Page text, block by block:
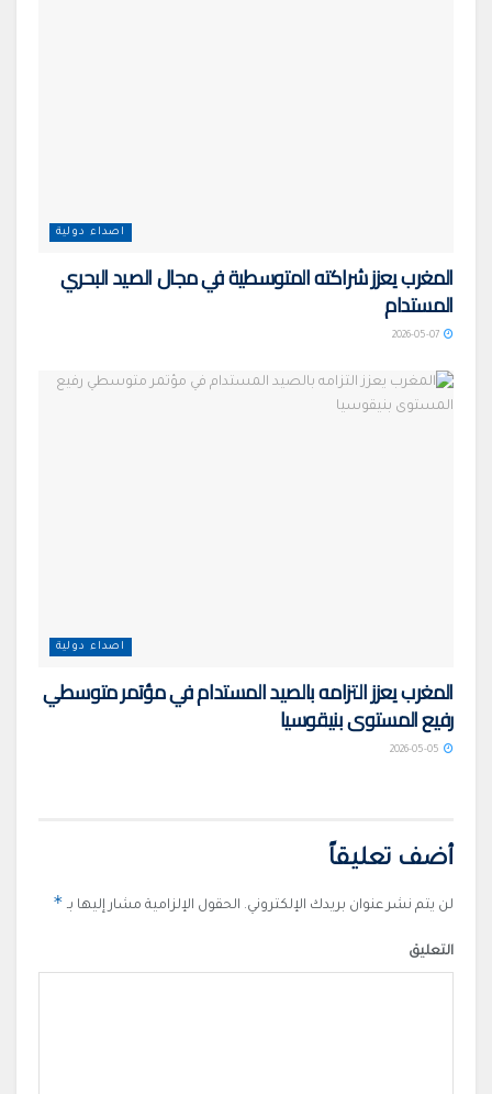
اصداء دولية
المغرب يعزز شراكته المتوسطية في مجال الصيد البحري
المستدام
اصداء دولية
المغرب يعزز التزامه بالصيد المستدام في مؤتمر متوسطي
رفيع المستوى بنيقوسيا
أضف تعليقاً
لن يتم نشر عنوان بريدك الإلكتروني. الحقول الإلزامية مشار إليها بـ *
التعليق